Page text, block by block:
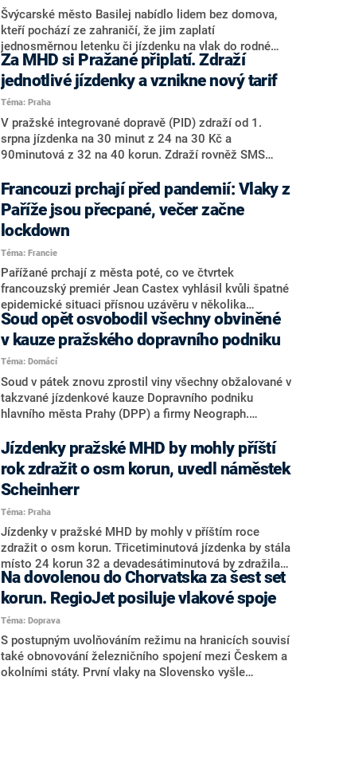
Švýcarské město Basilej nabídlo lidem bez domova,
kteří pochází ze zahraničí, že jim zaplatí
jednosměrnou letenku či jízdenku na vlak do rodné
země. Zájemci však musí souhlasit, že se v blízké
budoucnosti nevrátí zpět do Švýcarska. V takovém
případě by jim hrozila deportace.
Za MHD si Pražané připlatí. Zdraží
jednotlivé jízdenky a vznikne nový tarif
Téma: Praha
V pražské integrované dopravě (PID) zdraží od 1.
srpna jízdenka na 30 minut z 24 na 30 Kč a
90minutová z 32 na 40 korun. Zdraží rovněž SMS
minutové z 32 na 42 Kč. Důvodem jsou zvyšující se
náklady na provoz veřejné dopravy. Vznikne nový tarif
pro lidi ve hmotné nouzi, kteří zaplatí měsíčně 165 Kč.
Ceny měsíčních a ročních kuponů zůstanou
zachovány. Vyplývá to z dokumentu, který v pondělí
schválili pražští radní.
Francouzi prchají před pandemií: Vlaky z
Paříže jsou přecpané, večer začne
lockdown
Téma: Francie
Pařížané prchají z města poté, co ve čtvrtek
francouzský premiér Jean Castex vyhlásil kvůli špatné
epidemické situaci přísnou uzávěru v několika
francouzských departementech a regionu Ile-de-
France, kde leží hlavní město. Píše o tom deník Le
Figaro. Lidé neztráceli čas a rezervovali si jízdenky na
vlak, než v pátek večer vstoupí opatření v platnost.
Soud opět osvobodil všechny obviněné
v kauze pražského dopravního podniku
Téma: Domácí
Soud v pátek znovu zprostil viny všechny obžalované v
takzvané jízdenkové kauze Dopravního podniku
hlavního města Prahy (DPP) a firmy Neograph.
Dvořáka a lobbisty Iva Rittiga.
Jízdenky pražské MHD by mohly příští
rok zdražit o osm korun, uvedl náměstek
Scheinherr
Téma: Praha
Jízdenky v pražské MHD by mohly v příštím roce
zdražit o osm korun. Třicetiminutová jízdenka by stála
místo 24 korun 32 a devadesátiminutová by zdražila z
32 na 40 korun, uvedl v úterý náměstek primátora pro
dopravu Adam Scheinherr (Praha Sobě). Ceny by se
mohly zvyšovat v souvislosti s plánovaným zdražením
ročních kuponů o 365 korun na 4 015 korun. Na
změnách jízdného se ale dosud koalice Pirátů, Prahy
Sobě a Spojených sil pro Prahu (TOP 09 a STAN)
neshodla.
Na dovolenou do Chorvatska za šest set
korun. RegioJet posiluje vlakové spoje
Téma: Doprava
S postupným uvolňováním režimu na hranicích souvisí
také obnovování železničního spojení mezi Českem a
okolními státy. První vlaky na Slovensko vyšle